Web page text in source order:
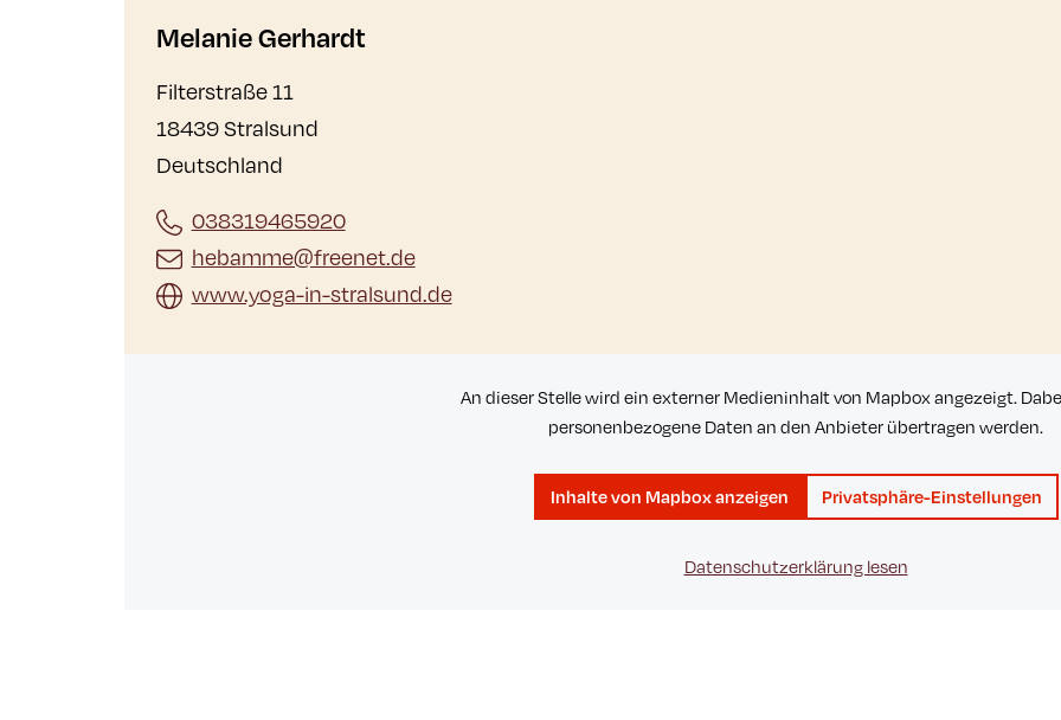
Melanie Gerhardt
Filterstraße 11
18439 Stralsund
Deutschland
038319465920
hebamme@freenet.de
www.yoga-in-stralsund.de
An dieser Stelle wird ein externer Medieninhalt von Mapbox angezeigt.
personenbezogene Daten an den Anbieter übertragen werden.
Inhalte von Mapbox anzeigen Privatsphäre-Einstellungen
Datenschutzerklärung lesen